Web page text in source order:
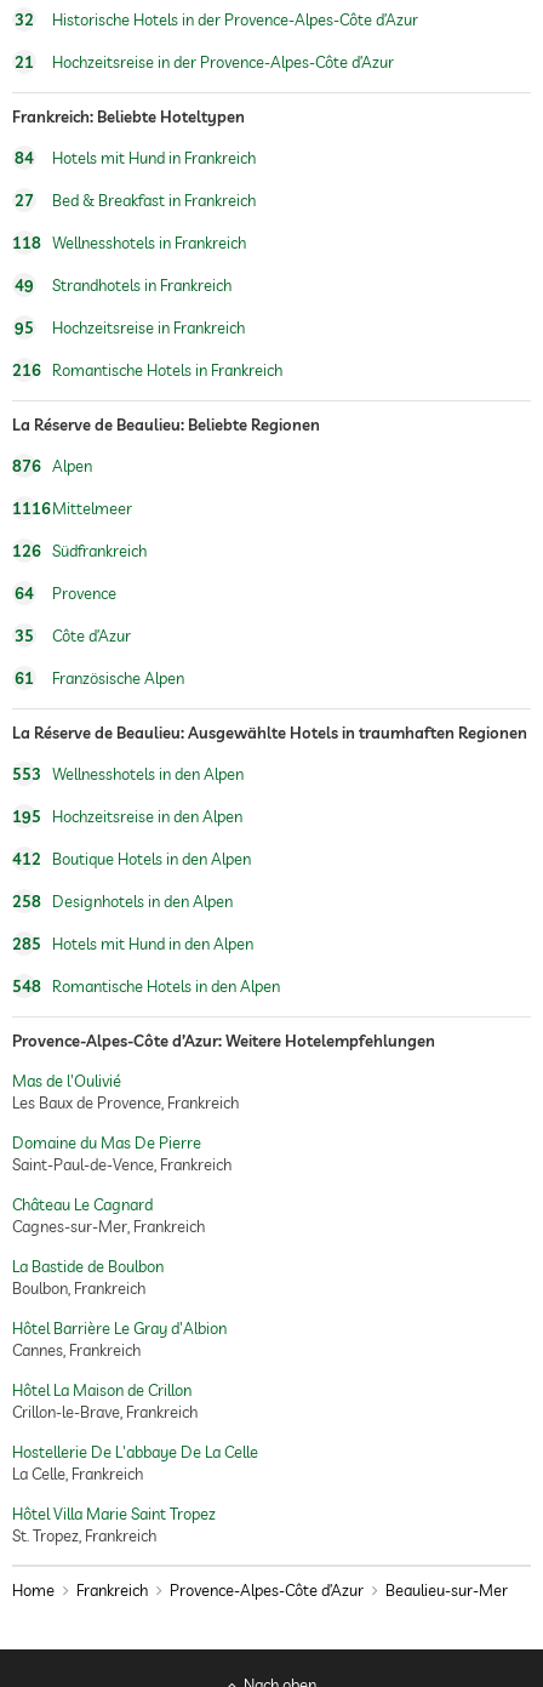
Wellnessmassagen
32 Historische Hotels in der Provence-Alpes-Côte d’Azur
21 Hochzeitsreise in der Provence-Alpes-Côte d’Azur
Frankreich: Beliebte Hoteltypen
84 Hotels mit Hund in Frankreich
27 Bed & Breakfast in Frankreich
118 Wellnesshotels in Frankreich
49 Strandhotels in Frankreich
95 Hochzeitsreise in Frankreich
216 Romantische Hotels in Frankreich
La Réserve de Beaulieu: Beliebte Regionen
876 Alpen
1116Mittelmeer
126 Südfrankreich
64 Provence
35 Côte d’Azur
61 Französische Alpen
La Réserve de Beaulieu: Ausgewählte Hotels in traumhaften Regionen
553 Wellnesshotels in den Alpen
195 Hochzeitsreise in den Alpen
412 Boutique Hotels in den Alpen
258 Designhotels in den Alpen
285 Hotels mit Hund in den Alpen
548 Romantische Hotels in den Alpen
Provence-Alpes-Côte d’Azur: Weitere Hotelempfehlungen
Mas de l'Oulivié
Les Baux de Provence, Frankreich
Domaine du Mas De Pierre
Saint-Paul-de-Vence, Frankreich
Château Le Cagnard
Cagnes-sur-Mer, Frankreich
La Bastide de Boulbon
Boulbon, Frankreich
Hôtel Barrière Le Gray d'Albion
Cannes, Frankreich
Hôtel La Maison de Crillon
Crillon-le-Brave, Frankreich
Hostellerie De L'abbaye De La Celle
La Celle, Frankreich
Hôtel Villa Marie Saint Tropez
St. Tropez, Frankreich
Home Frankreich Provence-Alpes-Côte d’Azur Beaulieu-sur-Mer